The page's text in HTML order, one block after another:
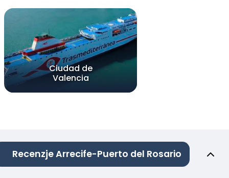
Ciudad de
Valencia
Recenzje Arrecife-Puerto del Rosario